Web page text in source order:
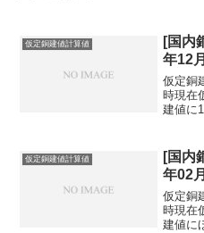
仮定銅建値計算値
[国内
年12
仮定銅
時現在
建値に
民元：
仮定銅建値計算値
[国内
年02
仮定銅
時現在
建値に